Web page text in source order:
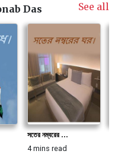
Das See all
সতের নম্বরের ...
4 mins read